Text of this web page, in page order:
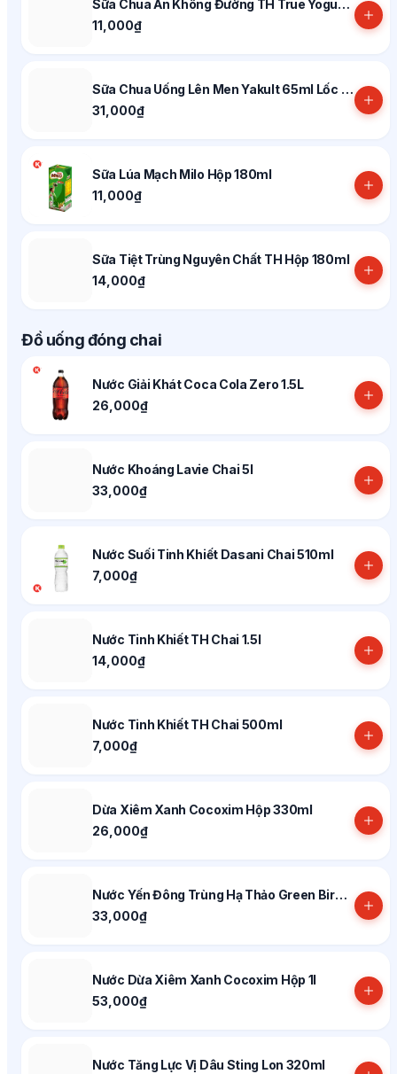
Sữa Chua Ăn Không Đường TH True Yogurt Hộp 100g
11,000₫
Sữa Chua Uống Lên Men Yakult 65ml Lốc 5 Chai
31,000₫
Sữa Lúa Mạch Milo Hộp 180ml
11,000₫
Sữa Tiệt Trùng Nguyên Chất TH Hộp 180ml
14,000₫
Đồ uống đóng chai
Nước Giải Khát Coca Cola Zero 1.5L
26,000₫
Nước Khoáng Lavie Chai 5l
33,000₫
Nước Suối Tinh Khiết Dasani Chai 510ml
7,000₫
Nước Tinh Khiết TH Chai 1.5l
14,000₫
Nước Tinh Khiết TH Chai 500ml
7,000₫
Dừa Xiêm Xanh Cocoxim Hộp 330ml
26,000₫
Nước Yến Đông Trùng Hạ Thảo Green Bird Chai 185ml
33,000₫
Nước Dừa Xiêm Xanh Cocoxim Hộp 1l
53,000₫
Nước Tăng Lực Vị Dâu Sting Lon 320ml